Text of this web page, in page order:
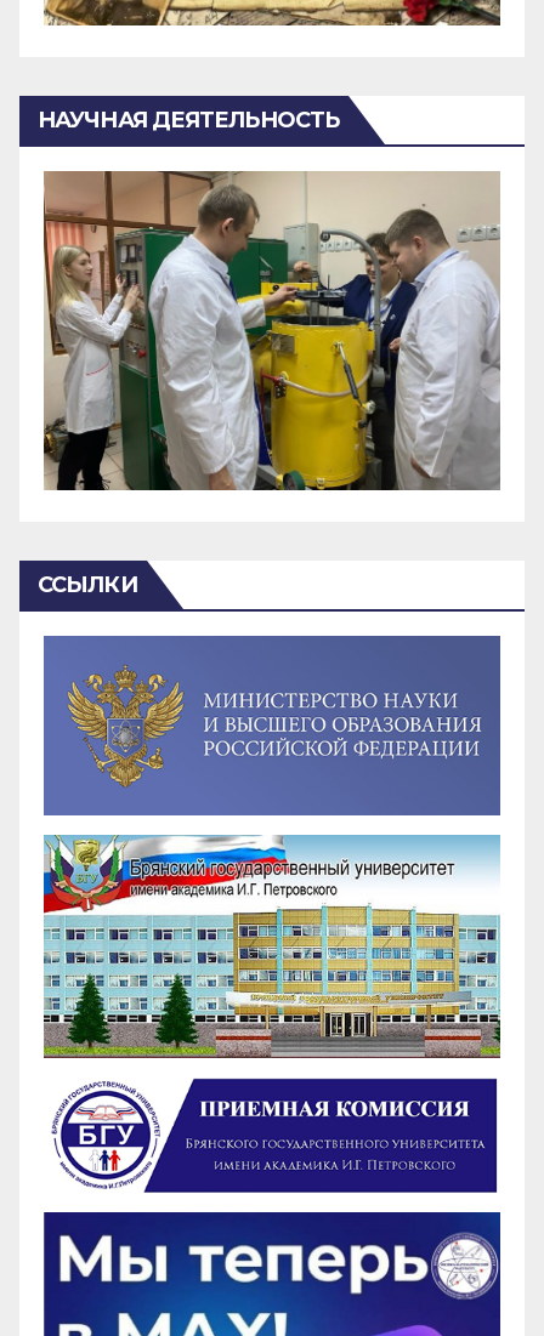
НАУЧНАЯ ДЕЯТЕЛЬНОСТЬ
ССЫЛКИ